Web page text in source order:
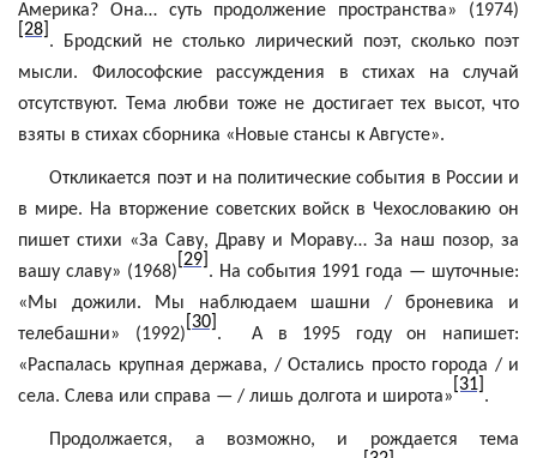
Америка? Она… суть продолжение пространства» (1974)
[28]
. Бродский не столько лирический поэт, сколько поэт
мысли. Философские рассуждения в стихах на случай
отсутствуют. Тема любви тоже не достигает тех высот, что
взяты в стихах сборника «Новые стансы к Августе».
Откликается поэт и на политические события в России и
в мире. На вторжение советских войск в Чехословакию он
пишет стихи «За Саву, Драву и Мораву… За наш позор, за
вашу славу» (1968)
[29]
. На события 1991 года — шуточные:
«Мы дожили. Мы наблюдаем шашни / броневика и
телебашни» (1992)
[30]
.
А в 1995 году он напишет:
«Распалась крупная держава, / Остались просто города / и
села. Слева или справа — / лишь долгота и широта»
[31]
.
Продолжается, а возможно, и рождается тема